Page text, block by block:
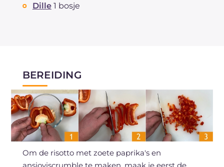
Dille 1 bosje
BEREIDING
Om de risotto met zoete paprika's en
ansjoviscrumble te maken, maak je eerst de